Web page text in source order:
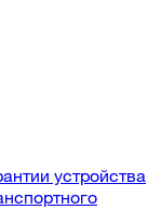
устройства